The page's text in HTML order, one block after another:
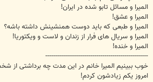
المیرا و مسائل تابو شده در ایران!
المیرا و عشق!
المیرا و طبعی که باید دوست همنشینش داشته باشه؟
المیرا و سریال های فرار از زندان و لاست و ویکتوریا!
المیرا و خنده!
----------------------------------------------------
خوب ببینیم المیرا خانم در این مدت چه برداشتی از
امروز یکم زیادشون کردم!